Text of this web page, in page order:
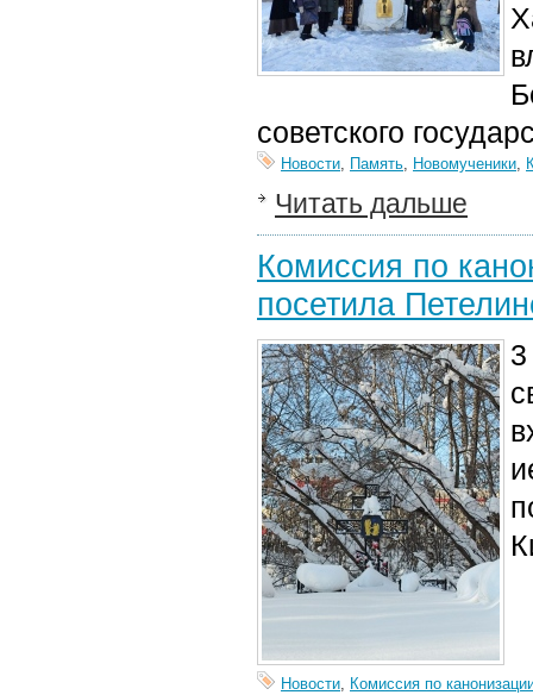
советского
Новости, Память, Новомученики,
Читать дальше
Комиссия по
посетила
Новости, Комиссия по